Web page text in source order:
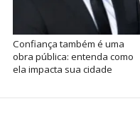
Confiança também é uma
obra pública: entenda como
ela impacta sua cidade